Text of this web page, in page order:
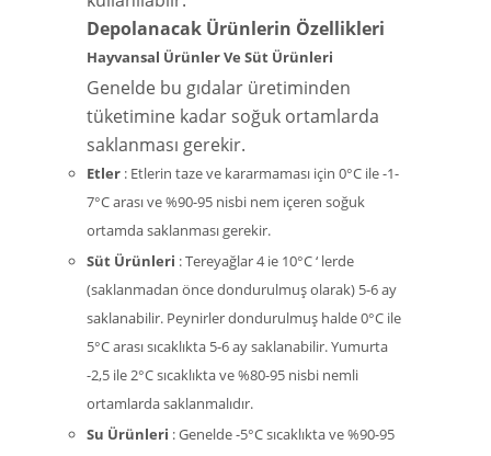
Depolanacak Ürünlerin Özellikleri
Hayvansal Ürünler Ve Süt Ürünleri
Genelde bu gıdalar üretiminden
tüketimine kadar soğuk ortamlarda
saklanması gerekir.
Etler : Etlerin taze ve kararmaması için 0°C ile -1-
7°C arası ve %90-95 nisbi nem içeren soğuk
ortamda saklanması gerekir.
Süt Ürünleri : Tereyağlar 4 ie 10°C ‘ lerde
(saklanmadan önce dondurulmuş olarak) 5-6 ay
saklanabilir. Peynirler dondurulmuş halde 0°C ile
5°C arası sıcaklıkta 5-6 ay saklanabilir. Yumurta
-2,5 ile 2°C sıcaklıkta ve %80-95 nisbi nemli
ortamlarda saklanmalıdır.
Su Ürünleri : Genelde -5°C sıcaklıkta ve %90-95